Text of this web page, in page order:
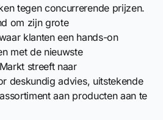
tegen concurrerende prijzen.
om zijn grote
klanten een hands-on
met de nieuwste
streeft naar
deskundig advies, uitstekende
aan producten aan te